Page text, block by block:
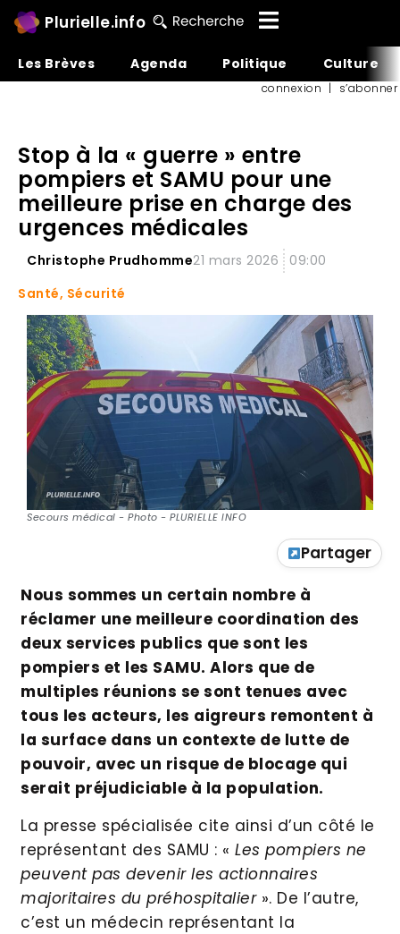
Plurielle.info
Les Brèves Agenda Politique Culture
connexion | s’abonner
Stop à la « guerre » entre
pompiers et SAMU pour une
meilleure prise en charge des
urgences médicales
Christophe Prudhomme21 mars 2026
09:00
Santé, Sécurité
Secours médical - Photo - PLURIELLE INFO
Partager
Nous sommes un certain nombre à
réclamer une meilleure coordination des
deux services publics que sont les
pompiers et les SAMU. Alors que de
multiples réunions se sont tenues avec
tous les acteurs, les aigreurs remontent à
la surface dans un contexte de lutte de
pouvoir, avec un risque de blocage qui
serait préjudiciable à la population.
La presse spécialisée cite ainsi d’un côté le
représentant des SAMU : « Les pompiers ne
peuvent pas devenir les actionnaires
majoritaires du préhospitalier». De l’autre,
c’est un médecin représentant la